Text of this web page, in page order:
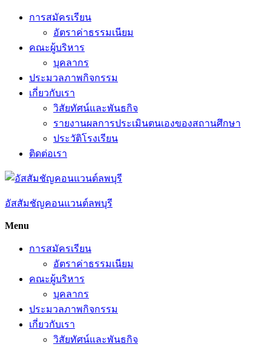
Skip
การสมัครเรียน
อัตราค่าธรรมเนียม
คณะผู้บริหาร
บุคลากร
ประมวลภาพกิจกรรม
เกี่ยวกับเรา
วิสัยทัศน์และพันธกิจ
รายงานผลการประเมินตนเองของสถานศึกษา
ประวัติโรงเรียน
ติดต่อเรา
อัสสัมชัญคอนแวนต์ลพบุรี
Menu
การสมัครเรียน
อัตราค่าธรรมเนียม
คณะผู้บริหาร
บุคลากร
ประมวลภาพกิจกรรม
เกี่ยวกับเรา
วิสัยทัศน์และพันธกิจ